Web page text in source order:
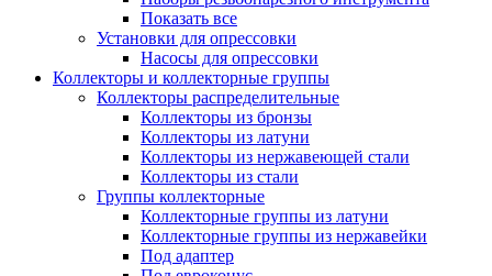
Показать все
Установки для опрессовки
Насосы для опрессовки
Коллекторы и коллекторные группы
Коллекторы распределительные
Коллекторы из бронзы
Коллекторы из латуни
Коллекторы из нержавеющей стали
Коллекторы из стали
Группы коллекторные
Коллекторные группы из латуни
Коллекторные группы из нержавейки
Под адаптер